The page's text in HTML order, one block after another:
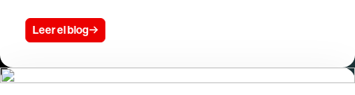
Leer el blog